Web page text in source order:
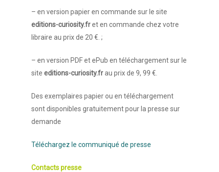
– en version papier en commande sur le site
editions-curiosity.fret en commande chez votre
libraire au prix de 20 €. ;
– en version PDF et ePub en téléchargement sur le
site editions-curiosity.frau prix de 9, 99 €.
Des exemplaires papier ou en téléchargement
sont disponibles gratuitement pour la presse sur
demande
Téléchargez le communiqué de presse
Contacts presse